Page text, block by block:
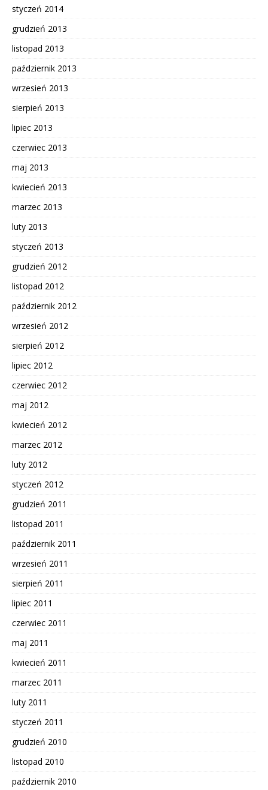
styczeń 2014
grudzień 2013
listopad 2013
październik 2013
wrzesień 2013
sierpień 2013
lipiec 2013
czerwiec 2013
maj 2013
kwiecień 2013
marzec 2013
luty 2013
styczeń 2013
grudzień 2012
listopad 2012
październik 2012
wrzesień 2012
sierpień 2012
lipiec 2012
czerwiec 2012
maj 2012
kwiecień 2012
marzec 2012
luty 2012
styczeń 2012
grudzień 2011
listopad 2011
październik 2011
wrzesień 2011
sierpień 2011
lipiec 2011
czerwiec 2011
maj 2011
kwiecień 2011
marzec 2011
luty 2011
styczeń 2011
grudzień 2010
listopad 2010
październik 2010